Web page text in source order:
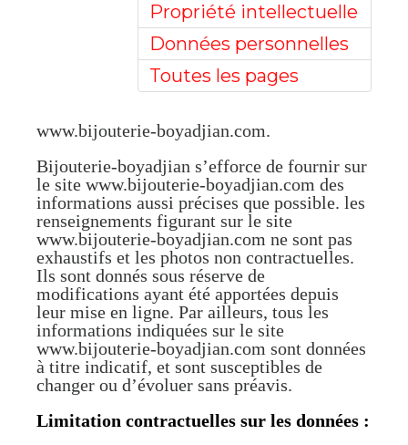
Propriété intellectuelle
Données personnelles
Toutes les pages
www.bijouterie-boyadjian.com.
Bijouterie-boyadjian s’efforce de fournir sur
le site www.bijouterie-boyadjian.com des
informations aussi précises que possible. les
renseignements figurant sur le site
www.bijouterie-boyadjian.com ne sont pas
exhaustifs et les photos non contractuelles.
Ils sont donnés sous réserve de
modifications ayant été apportées depuis
leur mise en ligne. Par ailleurs, tous les
informations indiquées sur le site
www.bijouterie-boyadjian.com sont données
à titre indicatif, et sont susceptibles de
changer ou d’évoluer sans préavis.
Limitation contractuelles sur les données :